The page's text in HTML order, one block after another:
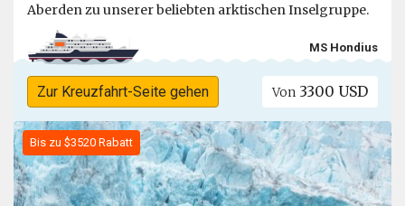
Aberden zu unserer beliebten arktischen Inselgruppe.
MS Hondius
Zur Kreuzfahrt-Seite gehen Von 3300 USD
Bis zu $3520 Rabatt